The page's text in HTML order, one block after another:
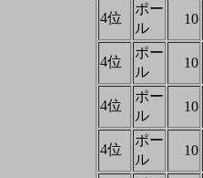
4位
ポー
ル
10
4位
ポー
ル
10
4位
ポー
ル
10
4位
ポー
ル
10